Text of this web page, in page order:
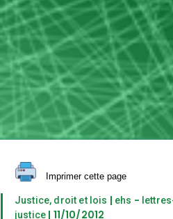
Imprimer cette page
Justice, droit et lois | ehs -
justice | 11/10/2012